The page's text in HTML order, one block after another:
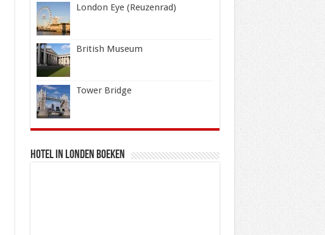
London Eye (Reuzenrad)
British Museum
Tower Bridge
Hotel in Londen boeken